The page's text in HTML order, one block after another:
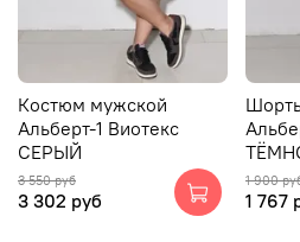
Костюм мужской
Альберт-1 Виотекс
СЕРЫЙ
3 550 руб
3 302 руб
1 900
1 767